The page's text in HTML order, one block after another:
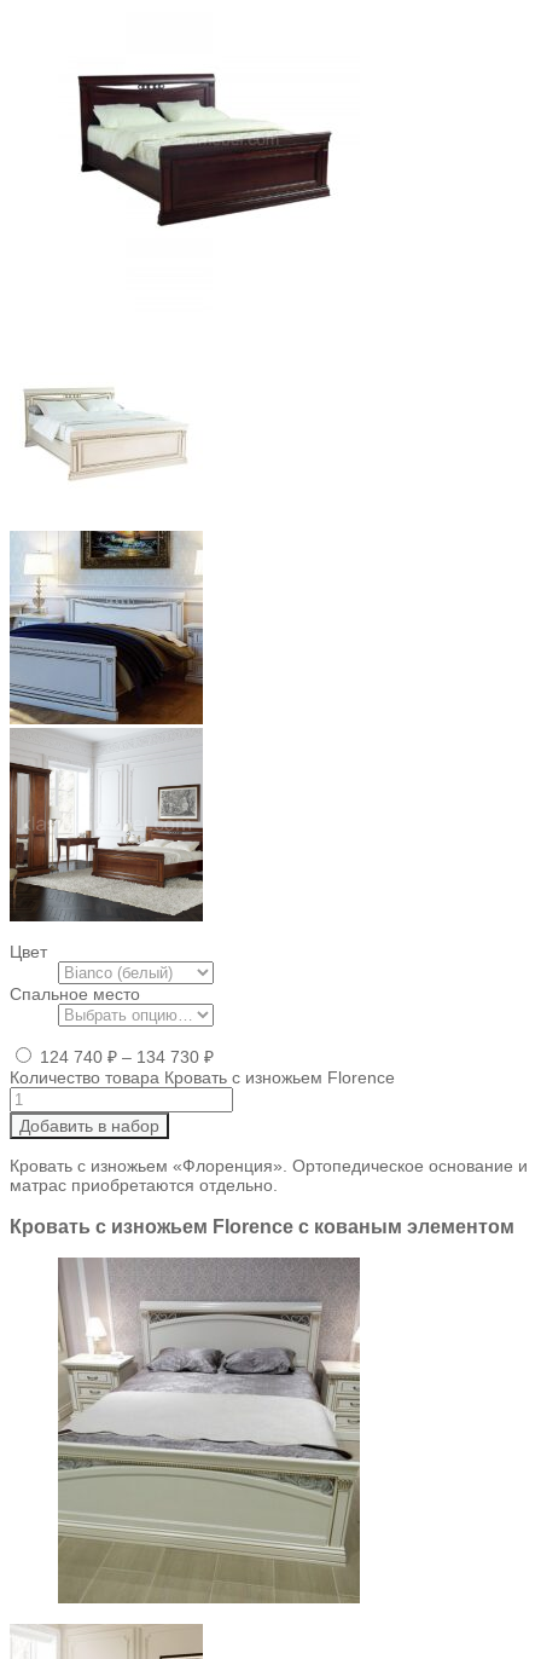
Цвет
Спальное место
124 740 ₽ – 134 730 ₽
Количество товара Кровать с изножьем Florence
Добавить в набор
Кровать с изножьем «Флоренция». Ортопедическое основание и
матрас приобретаются отдельно.
Кровать с изножьем Florence с кованым элементом